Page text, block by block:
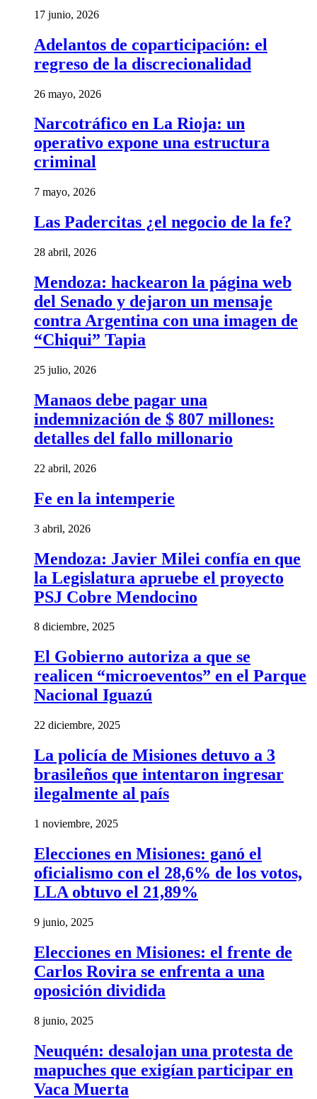
17 junio, 2026
Adelantos de coparticipación: el
regreso de la discrecionalidad
26 mayo, 2026
Narcotráfico en La Rioja: un
operativo expone una estructura
criminal
7 mayo, 2026
Las Padercitas ¿el negocio de la fe?
28 abril, 2026
Mendoza: hackearon la página web
del Senado y dejaron un mensaje
contra Argentina con una imagen de
“Chiqui” Tapia
25 julio, 2026
Manaos debe pagar una
indemnización de $ 807 millones:
detalles del fallo millonario
22 abril, 2026
Fe en la intemperie
3 abril, 2026
Mendoza: Javier Milei confía en que
la Legislatura apruebe el proyecto
PSJ Cobre Mendocino
8 diciembre, 2025
El Gobierno autoriza a que se
realicen “microeventos” en el Parque
Nacional Iguazú
22 diciembre, 2025
La policía de Misiones detuvo a 3
brasileños que intentaron ingresar
ilegalmente al país
1 noviembre, 2025
Elecciones en Misiones: ganó el
oficialismo con el 28,6% de los votos,
LLA obtuvo el 21,89%
9 junio, 2025
Elecciones en Misiones: el frente de
Carlos Rovira se enfrenta a una
oposición dividida
8 junio, 2025
Neuquén: desalojan una protesta de
mapuches que exigían participar en
Vaca Muerta